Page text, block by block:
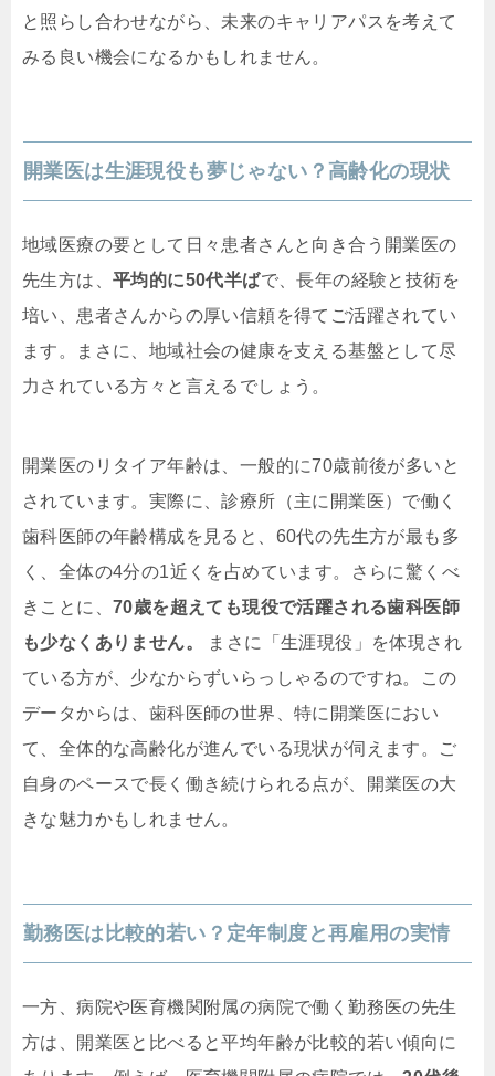
と照らし合わせながら、未来のキャリアパスを考えて
みる良い機会になるかもしれません。
開業医は生涯現役も夢じゃない？高齢化の現状
地域医療の要として日々患者さんと向き合う開業医の
先生方は、 平均的に50代半ばで、長年の経験と技術を
培い、患者さんからの厚い信頼を得てご活躍されてい
ます。まさに、地域社会の健康を支える基盤として尽
力されている方々と言えるでしょう。
開業医のリタイア年齢は、一般的に70歳前後が多いと
されています。実際に、診療所（主に開業医）で働く
歯科医師の年齢構成を見ると、60代の先生方が最も多
く、全体の4分の1近くを占めています。さらに驚くべ
きことに、 70歳を超えても現役で活躍される歯科医師
も少なくありません。
まさに「生涯現役」を体現され
ている方が、少なからずいらっしゃるのですね。この
データからは、歯科医師の世界、特に開業医におい
て、全体的な高齢化が進んでいる現状が伺えます。ご
自身のペースで長く働き続けられる点が、開業医の大
きな魅力かもしれません。
勤務医は比較的若い？定年制度と再雇用の実情
一方、病院や医育機関附属の病院で働く勤務医の先生
方は、開業医と比べると平均年齢が比較的若い傾向に